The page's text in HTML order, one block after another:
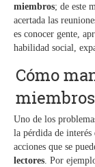
miembros; de este
acertada las
es conocer gente,
habilidad social,
Cómo
Uno de los
la pérdida de interés
acciones que se
lectores. Por